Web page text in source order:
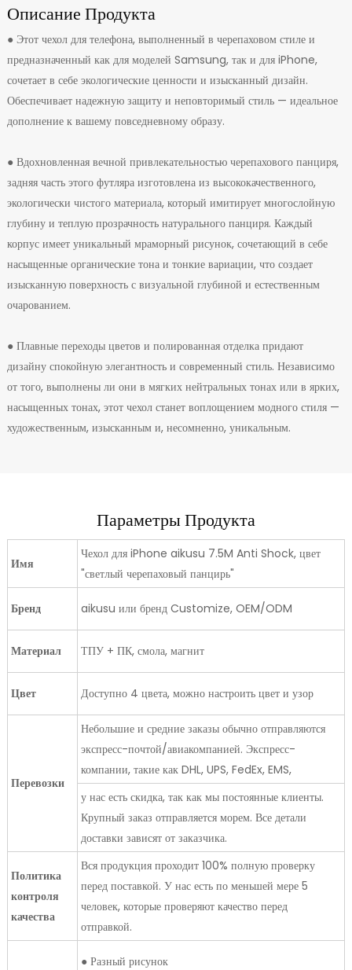
Описание Продукта
● Этот чехол для телефона, выполненный в черепаховом стиле и
предназначенный как для моделей Samsung, так и для iPhone,
сочетает в себе экологические ценности и изысканный дизайн.
Обеспечивает надежную защиту и неповторимый стиль — идеальное
дополнение к вашему повседневному образу.
● Вдохновленная вечной привлекательностью черепахового панциря,
задняя часть этого футляра изготовлена ​​из высококачественного,
экологически чистого материала, который имитирует многослойную
глубину и теплую прозрачность натурального панциря. Каждый
корпус имеет уникальный мраморный рисунок, сочетающий в себе
насыщенные органические тона и тонкие вариации, что создает
изысканную поверхность с визуальной глубиной и естественным
очарованием.
● Плавные переходы цветов и полированная отделка придают
дизайну спокойную элегантность и современный стиль. Независимо
от того, выполнены ли они в мягких нейтральных тонах или в ярких,
насыщенных тонах, этот чехол станет воплощением модного стиля —
художественным, изысканным и, несомненно, уникальным.
Параметры Продукта
Имя
Чехол для iPhone aikusu 7.5M Anti Shock, цвет
"светлый черепаховый панцирь"
Бренд aikusu или бренд Customize, OEM/ODM
Материал ТПУ + ПК, смола, магнит
Цвет Доступно 4 цвета, можно настроить цвет и узор
Перевозки
Небольшие и средние заказы обычно отправляются
экспресс-почтой/авиакомпанией. Экспресс-
компании, такие как DHL, UPS, FedEx, EMS,
у нас есть скидка, так как мы постоянные клиенты.
Крупный заказ отправляется морем. Все детали
доставки зависят от заказчика.
Политика
контроля
качества
Вся продукция проходит 100% полную проверку
перед поставкой. У нас есть по меньшей мере 5
человек, которые проверяют качество перед
отправкой.
● Разный рисунок